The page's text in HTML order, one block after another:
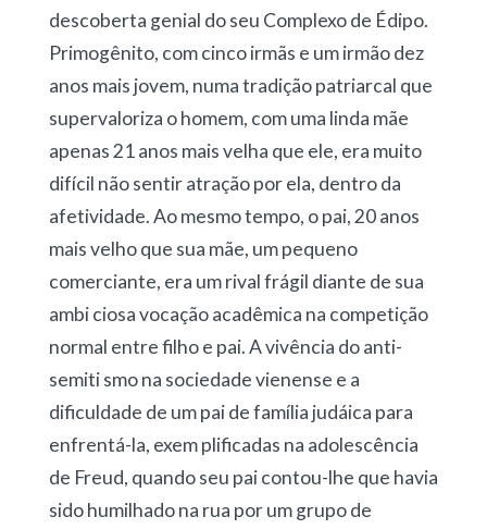
descoberta genial do seu Complexo de Édipo.
Primogênito, com cinco irmãs e um irmão dez
anos mais jovem, numa tradição patriarcal que
supervaloriza o homem, com uma linda mãe
apenas 21 anos mais velha que ele, era muito
difícil não sentir atração por ela, dentro da
afetividade. Ao mesmo tempo, o pai, 20 anos
mais velho que sua mãe, um pequeno
comerciante, era um rival frágil diante de sua
ambi ciosa vocação acadêmica na competição
normal entre filho e pai. A vivência do anti-
semiti smo na sociedade vienense e a
dificuldade de um pai de família judáica para
enfrentá-la, exem plificadas na adolescência
de Freud, quando seu pai contou-lhe que havia
sido humilhado na rua por um grupo de